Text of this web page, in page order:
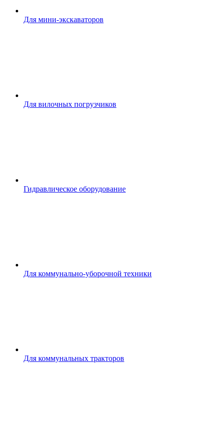
Для мини-экскаваторов
Для вилочных погрузчиков
Гидравлическое оборудование
Для коммунально-уборочной техники
Для коммунальных тракторов